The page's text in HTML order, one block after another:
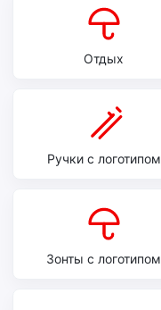
Отдых
Ручки с логотипом
Зонты с логотипом